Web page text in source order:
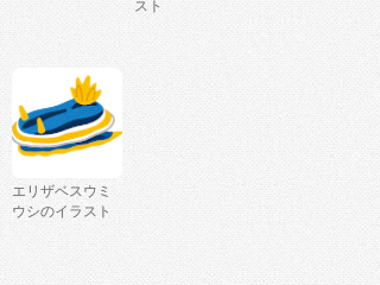
スト
エリザベスウミ
ウシのイラスト